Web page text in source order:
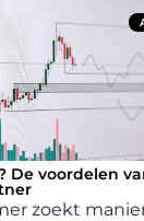
De voordelen
zoekt